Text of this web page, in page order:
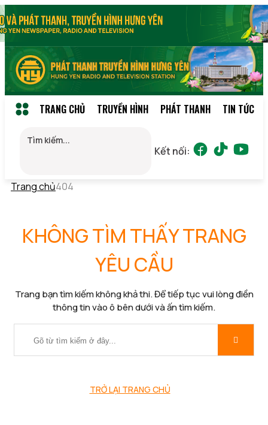
TRANG CHỦ TRUYỀN HÌNH PHÁT THANH TIN TỨC
Kết nối:
Trang chủ404
KHÔNG TÌM THẤY TRANG
YÊU CẦU
Trang bạn tìm kiếm không khả thi. Để tiếp tục vui lòng điền
thông tin vào ô bên dưới và ấn tìm kiếm.
TRỞ LẠI TRANG CHỦ